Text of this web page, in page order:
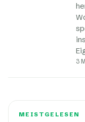
3
MEISTGELESEN